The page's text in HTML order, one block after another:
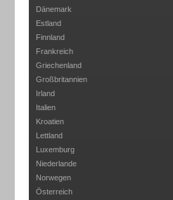
Dänemark
Estland
Finnland
Frankreich
Griechenland
Großbritannien
Irland
Italien
Kroatien
Lettland
Luxemburg
Niederlande
Norwegen
Österreich